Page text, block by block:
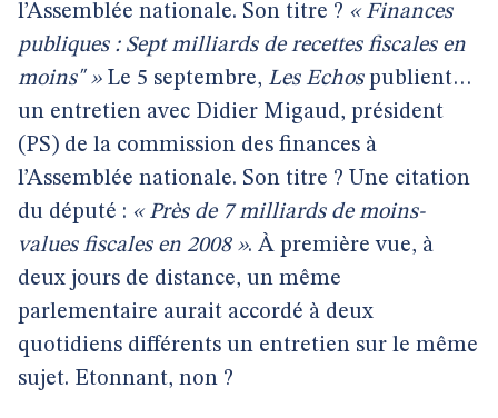
l’Assemblée nationale. Son titre ? « Finances
publiques : Sept milliards de recettes fiscales en
moins" »Le 5 septembre, Les Echospublient…
un entretien avec Didier Migaud, président
(PS) de la commission des finances à
l’Assemblée nationale. Son titre ? Une citation
du député : « Près de 7 milliards de moins-
values fiscales en 2008 ». À première vue, à
deux jours de distance, un même
parlementaire aurait accordé à deux
quotidiens différents un entretien sur le même
sujet. Etonnant, non ?